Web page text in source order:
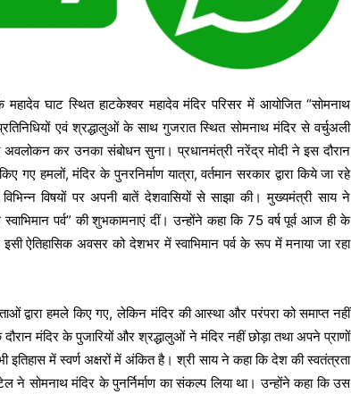
घाट स्थित हाटकेश्वर महादेव मंदिर परिसर में आयोजित “सोमनाथ
एवं श्रद्धालुओं के साथ गुजरात स्थित सोमनाथ मंदिर से वर्चुअली
अवलोकन कर उनका संबोधन सुना। प्रधानमंत्री नरेंद्र मोदी ने इस दौरान
गए हमलों, मंदिर के पुनरनिर्माण यात्रा, वर्तमान सरकार द्वारा किये जा रहे
विषयों पर अपनी बातें देशवासियों से साझा की। मुख्यमंत्री साय ने
पर्व” की शुभकामनाएं दीं। उन्होंने कहा कि 75 वर्ष पूर्व आज ही के
इसी ऐतिहासिक अवसर को देशभर में स्वाभिमान पर्व के रूप में मनाया जा रहा
द्वारा हमले किए गए, लेकिन मंदिर की आस्था और परंपरा को समाप्त नहीं
मंदिर के पुजारियों और श्रद्धालुओं ने मंदिर नहीं छोड़ा तथा अपने प्राणों
में स्वर्ण अक्षरों में अंकित है। श्री साय ने कहा कि देश की स्वतंत्रता
ने सोमनाथ मंदिर के पुनर्निर्माण का संकल्प लिया था। उन्होंने कहा कि उस